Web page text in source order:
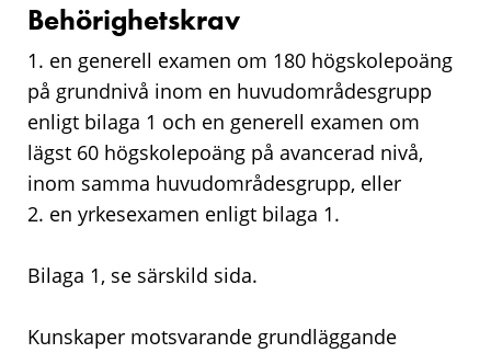
Behörighetskrav
1. en generell examen om 180 högskolepoäng
på grundnivå inom en huvudområdesgrupp
enligt bilaga 1 och en generell examen om
lägst 60 högskolepoäng på avancerad nivå,
inom samma huvudområdesgrupp, eller
2. en yrkesexamen enligt bilaga 1.
Bilaga 1, se särskild sida.
Kunskaper motsvarande grundläggande